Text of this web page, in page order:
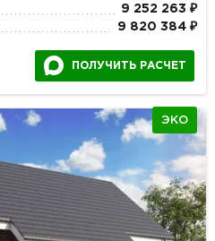
9 252 263 ₽
9 820 384 ₽
ПОЛУЧИТЬ РАСЧЕТ
ЭКО